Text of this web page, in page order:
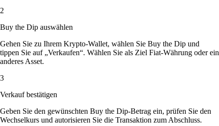
2
Buy the Dip auswählen
Gehen Sie zu Ihrem Krypto-Wallet, wählen Sie Buy the Dip und
tippen Sie auf „Verkaufen“. Wählen Sie als Ziel Fiat-Währung oder ein
anderes Asset.
3
Verkauf bestätigen
Geben Sie den gewünschten Buy the Dip-Betrag ein, prüfen Sie den
Wechselkurs und autorisieren Sie die Transaktion zum Abschluss.